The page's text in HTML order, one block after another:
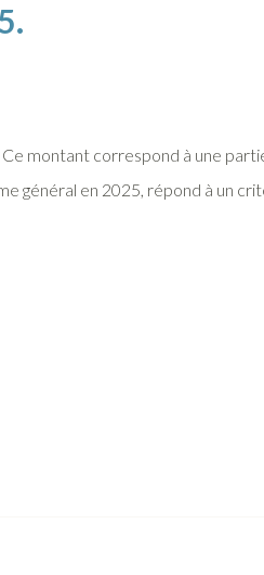
montant correspond à une
général en 2025, répond à un